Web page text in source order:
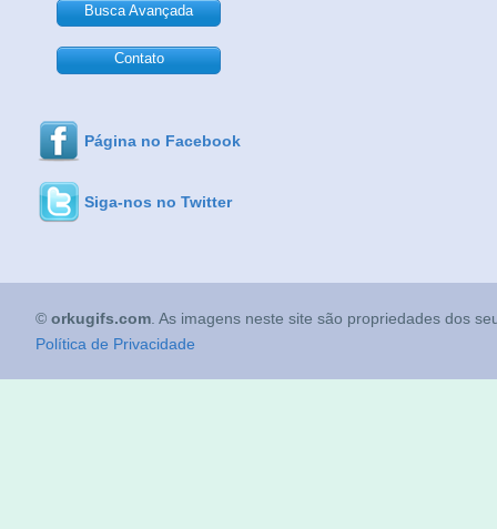
Busca Avançada
Contato
Página no Facebook
Siga-nos no Twitter
© orkugifs.com . As imagens neste site são propriedades dos
Política de Privacidade